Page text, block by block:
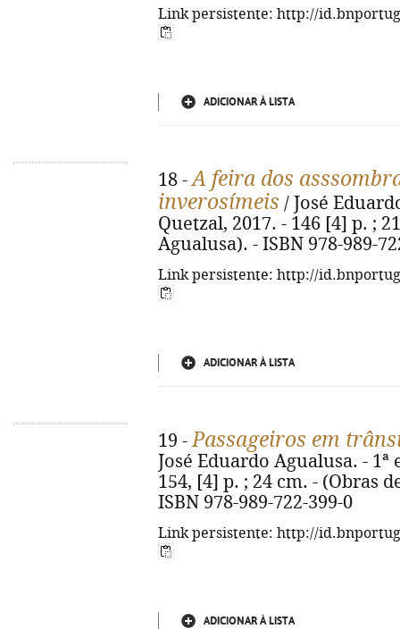
Link persistente: http://
ADICIONAR À LISTA
18 -A feira dos
inverosímeis / José
Quetzal, 2017. - 146 [4] p. ;
Agualusa). - ISBN 978-989-
Link persistente: http://
ADICIONAR À LISTA
19 -Passageiros em
José Eduardo Agualusa. - 1ª
154, [4] p. ; 24 cm. - (Obras
ISBN 978-989-722-399-0
Link persistente: http://
ADICIONAR À LISTA